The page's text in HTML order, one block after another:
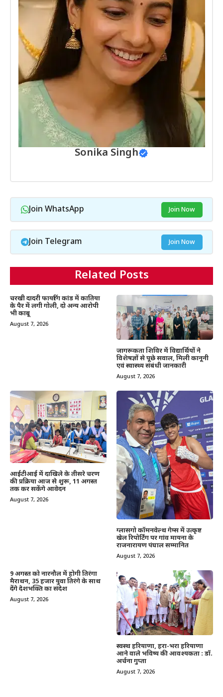
Sonika Singh
Join WhatsApp Join Now
Join Telegram Join Now
Related Posts
चरखी दादरी फायरिंग कांड में कातिया
के पैर में लगी गोली, दो अन्य आरोपी
भी काबू
August 7, 2026
जागरूकता शिविर में विद्यार्थियों ने
विशेषज्ञों से पूछे सवाल, मिली कानूनी
एवं स्वास्थ्य संबंधी जानकारी
August 7, 2026
आईटीआई में दाखिले के तीसरे चरण
की प्रक्रिया आज से शुरू, 11 अगस्त
तक कर सकेंगे आवेदन
August 7, 2026
ग्लासगो कॉमनवेल्थ गेम्स में उत्कृष्ट
खेल रिपोर्टिंग पर गांव मायना के
राजनारायण पंघाल सम्मानित
August 7, 2026
9 अगस्त को नारनौल में होगी तिरंगा
मैराथन, 35 हजार युवा तिरंगे के साथ
देंगे देशभक्ति का संदेश
August 7, 2026
स्वस्थ हरियाणा, हरा-भरा हरियाणा
आने वाले भविष्य की आवश्यकता : डॉ.
अर्चना गुप्ता
August 7, 2026